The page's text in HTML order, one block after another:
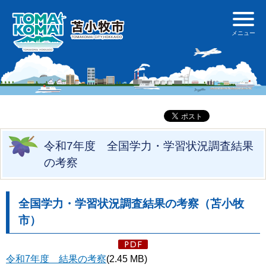
令和7年度 全国学力・学習状況調査結果
の考察
全国学力・学習状況調査結果の考察（苫小牧
市）
令和7年度 結果の考察(2.45 MB)